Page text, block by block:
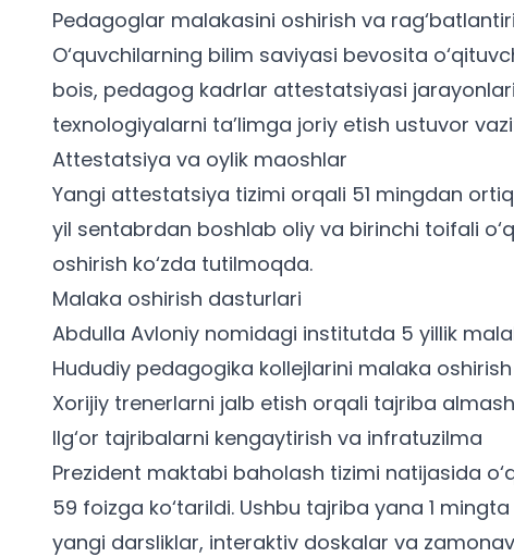
Pedagoglar malakasini oshirish va
O‘quvchilarning bilim saviyasi bevosita
bois, pedagog kadrlar attestatsiyasi
texnologiyalarni ta’limga joriy etish ustuvor
Attestatsiya va oylik maoshlar
Yangi attestatsiya tizimi orqali 51 mingdan
yil sentabrdan boshlab oliy va birinchi toifali
oshirish ko‘zda tutilmoqda.
Malaka oshirish dasturlari
Abdulla Avloniy nomidagi institutda 5 yillik
Hududiy pedagogika kollejlarini malaka
Xorijiy trenerlarni jalb etish orqali tajriba
Ilg‘or tajribalarni kengaytirish va infratuzilma
Prezident maktabi baholash tizimi natijasida
59 foizga ko‘tarildi. Ushbu tajriba yana 1
yangi darsliklar, interaktiv doskalar va